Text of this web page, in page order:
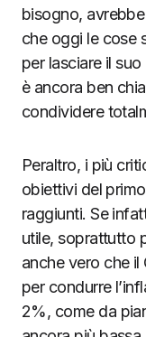
bisogno,
che oggi le cose
per lasciare il
è ancora ben
condividere
Peraltro, i più
obiettivi del
raggiunti. Se
utile, soprattutto
anche vero che
per condurre
2%, come da